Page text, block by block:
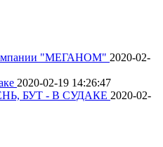
"МЕГАНОМ" 2020-02-
2020-02-19 14:26:47
БУТ - В СУДАКЕ 2020-02-